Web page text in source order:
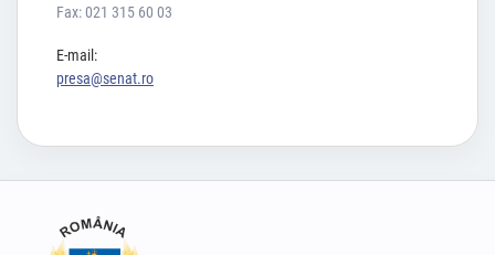
Fax: 021 315 60 03
E-mail:
presa@senat.ro